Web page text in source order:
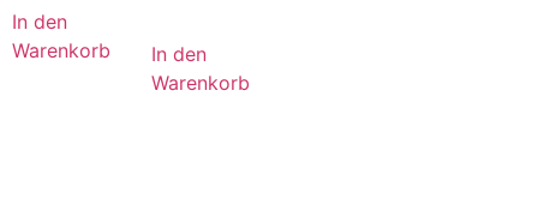
In den
Warenkorb
In den
Warenkorb